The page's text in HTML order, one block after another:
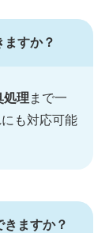
すか？
処理 まで一
も対応可能
ますか？